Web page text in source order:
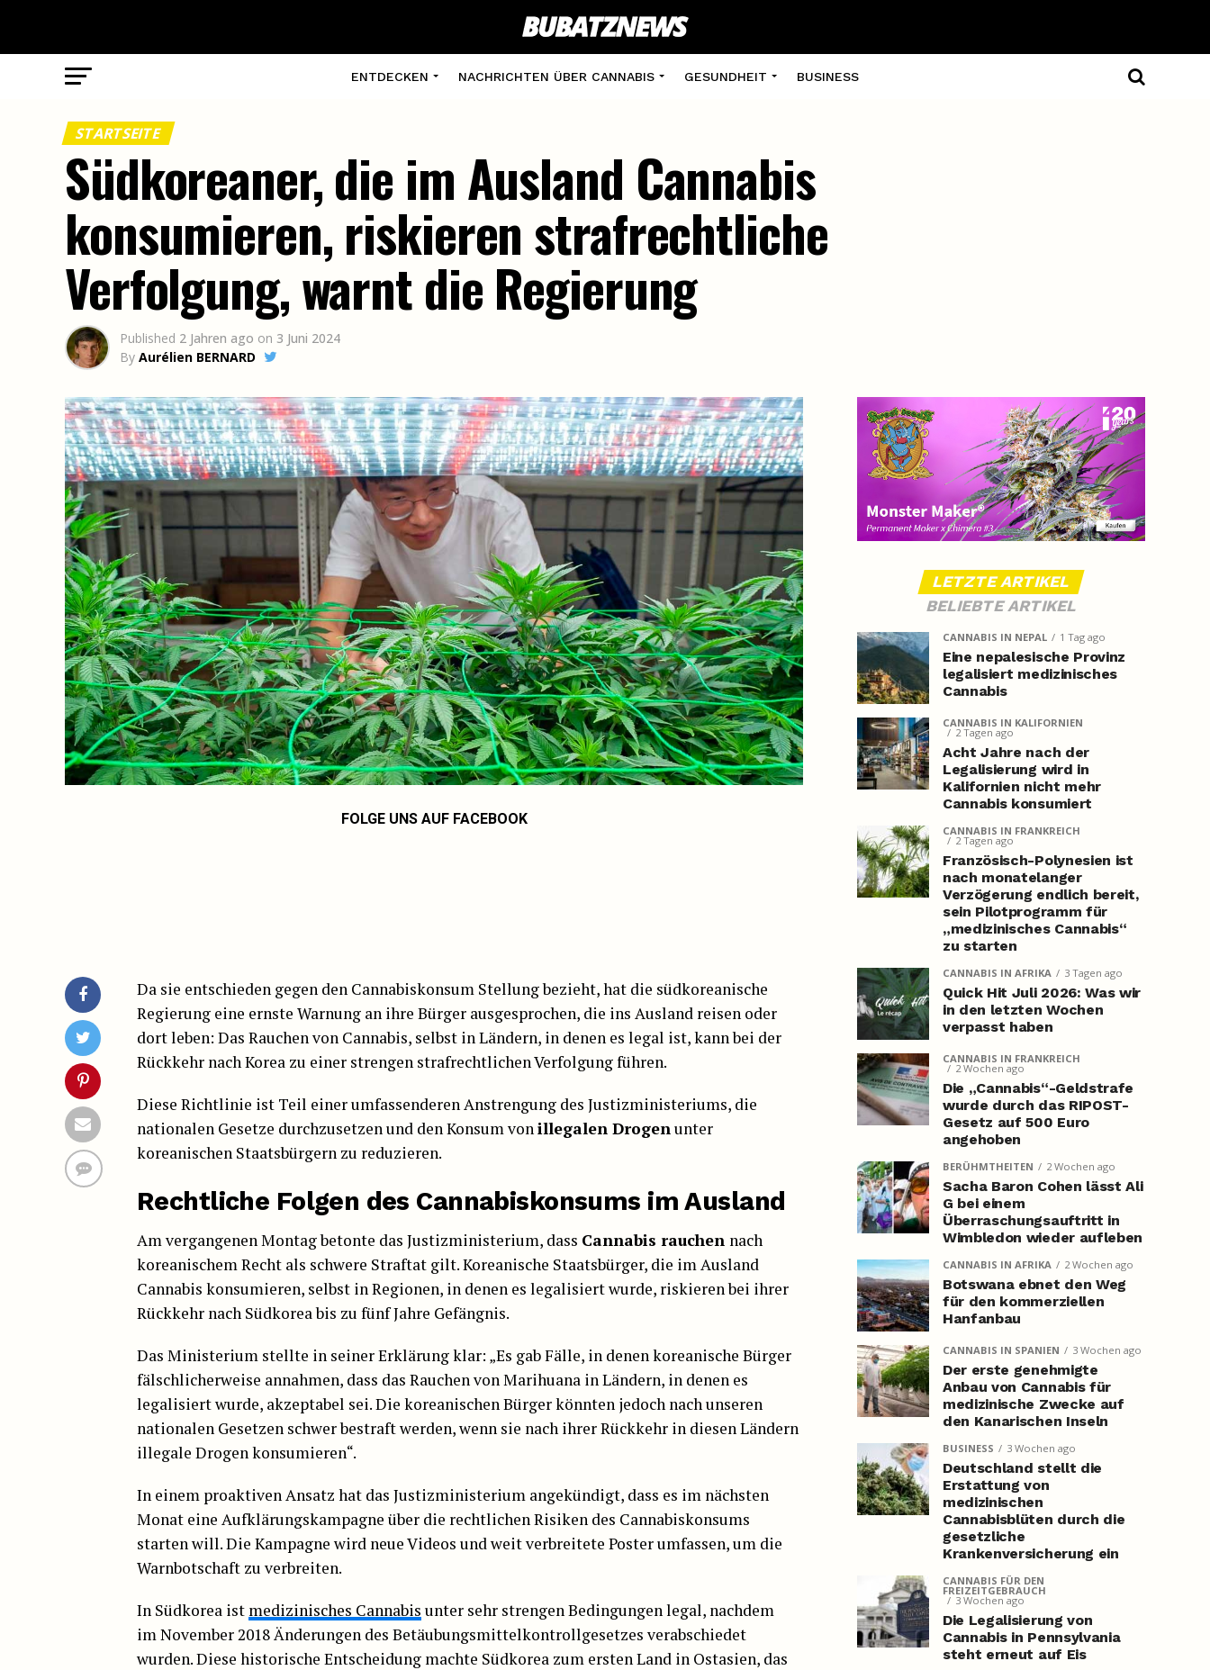
ENTDECKEN NACHRICHTEN ÜBER CANNABIS GESUNDHEIT BUSINESS
STARTSEITE
Südkoreaner, die im Ausland Cannabis
konsumieren, riskieren strafrechtliche
Verfolgung, warnt die Regierung
Published 2 Jahren ago on 3 Juni 2024
By Aurélien BERNARD
FOLGE UNS AUF FACEBOOK
Da sie entschieden gegen den Cannabiskonsum Stellung bezieht, hat die südkoreanische
Regierung eine ernste Warnung an ihre Bürger ausgesprochen, die ins Ausland reisen oder
dort leben: Das Rauchen von Cannabis, selbst in Ländern, in denen es legal ist, kann bei der
Rückkehr nach Korea zu einer strengen strafrechtlichen Verfolgung führen.
Diese Richtlinie ist Teil einer umfassenderen Anstrengung des Justizministeriums, die
nationalen Gesetze durchzusetzen und den Konsum von illegalen Drogen unter
koreanischen Staatsbürgern zu reduzieren.
Rechtliche Folgen des Cannabiskonsums im Ausland
Am vergangenen Montag betonte das Justizministerium, dass Cannabis rauchen nach
koreanischem Recht als schwere Straftat gilt. Koreanische Staatsbürger, die im Ausland
Cannabis konsumieren, selbst in Regionen, in denen es legalisiert wurde, riskieren bei ihrer
Rückkehr nach Südkorea bis zu fünf Jahre Gefängnis.
Das Ministerium stellte in seiner Erklärung klar: „Es gab Fälle, in denen koreanische Bürger
fälschlicherweise annahmen, dass das Rauchen von Marihuana in Ländern, in denen es
legalisiert wurde, akzeptabel sei. Die koreanischen Bürger könnten jedoch nach unseren
nationalen Gesetzen schwer bestraft werden, wenn sie nach ihrer Rückkehr in diesen Ländern
illegale Drogen konsumieren“.
In einem proaktiven Ansatz hat das Justizministerium angekündigt, dass es im nächsten
Monat eine Aufklärungskampagne über die rechtlichen Risiken des Cannabiskonsums
starten will. Die Kampagne wird neue Videos und weit verbreitete Poster umfassen, um die
Warnbotschaft zu verbreiten.
In Südkorea ist medizinisches Cannabis unter sehr strengen Bedingungen legal, nachdem
im November 2018 Änderungen des Betäubungsmittelkontrollgesetzes verabschiedet
wurden. Diese historische Entscheidung machte Südkorea zum ersten Land in Ostasien, das
LETZTE ARTIKEL
BELIEBTE ARTIKEL
CANNABIS IN NEPAL 1 Tag ago
Eine nepalesische Provinz
legalisiert medizinisches
Cannabis
CANNABIS IN KALIFORNIEN
2 Tagen ago
Acht Jahre nach der
Legalisierung wird in
Kalifornien nicht mehr
Cannabis konsumiert
CANNABIS IN FRANKREICH
2 Tagen ago
Französisch-Polynesien ist
nach monatelanger
Verzögerung endlich bereit,
sein Pilotprogramm für
„medizinisches Cannabis“
zu starten
CANNABIS IN AFRIKA 3 Tagen ago
Quick Hit Juli 2026: Was wir
in den letzten Wochen
verpasst haben
CANNABIS IN FRANKREICH
2 Wochen ago
Die „Cannabis“-Geldstrafe
wurde durch das RIPOST-
Gesetz auf 500 Euro
angehoben
BERÜHMTHEITEN 2 Wochen ago
Sacha Baron Cohen lässt Ali
G bei einem
Überraschungsauftritt in
Wimbledon wieder aufleben
CANNABIS IN AFRIKA 2 Wochen ago
Botswana ebnet den Weg
für den kommerziellen
Hanfanbau
CANNABIS IN SPANIEN 3 Wochen ago
Der erste genehmigte
Anbau von Cannabis für
medizinische Zwecke auf
den Kanarischen Inseln
BUSINESS 3 Wochen ago
Deutschland stellt die
Erstattung von
medizinischen
Cannabisblüten durch die
gesetzliche
Krankenversicherung ein
CANNABIS FÜR DEN
FREIZEITGEBRAUCH
3 Wochen ago
Die Legalisierung von
Cannabis in Pennsylvania
steht erneut auf Eis